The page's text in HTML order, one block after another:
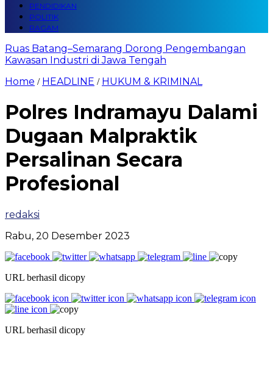
PENDIDIKAN
POLITIK
RAGAM
Ruas Batang–Semarang Dorong Pengembangan
Kawasan Industri di Jawa Tengah
Home / HEADLINE / HUKUM & KRIMINAL
Polres Indramayu Dalami
Dugaan Malpraktik
Persalinan Secara
Profesional
redaksi
Rabu, 20 Desember 2023
URL berhasil dicopy
URL berhasil dicopy